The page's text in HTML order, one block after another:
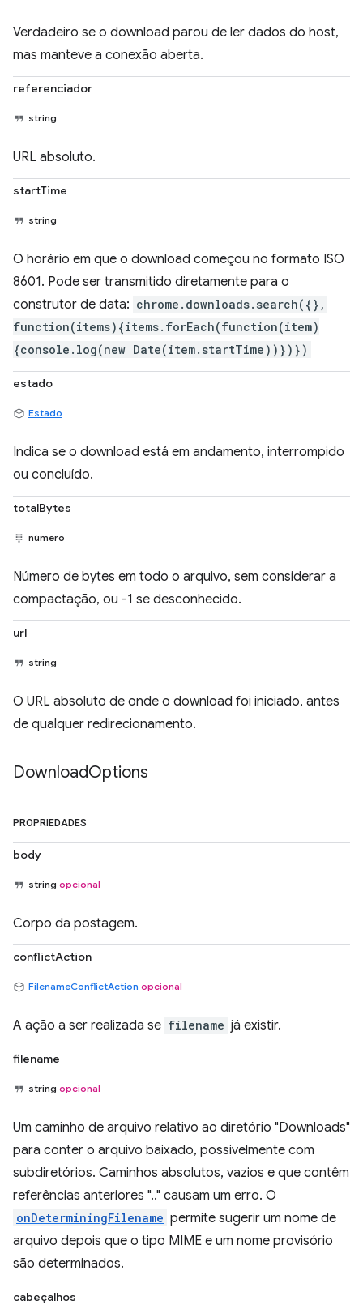
Verdadeiro se o download parou de ler dados do host,
mas manteve a conexão aberta.
referenciador
string
URL absoluto.
startTime
string
O horário em que o download começou no formato ISO
8601. Pode ser transmitido diretamente para o
construtor de data: chrome.downloads.search({},
function(items){items.forEach(function(item)
{console.log(new Date(item.startTime))})})
estado
Estado
Indica se o download está em andamento, interrompido
ou concluído.
totalBytes
número
Número de bytes em todo o arquivo, sem considerar a
compactação, ou -1 se desconhecido.
url
string
O URL absoluto de onde o download foi iniciado, antes
de qualquer redirecionamento.
DownloadOptions
PROPRIEDADES
body
string opcional
Corpo da postagem.
conflictAction
FilenameConflictAction opcional
A ação a ser realizada se filename já existir.
filename
string opcional
Um caminho de arquivo relativo ao diretório "Downloads"
para conter o arquivo baixado, possivelmente com
subdiretórios. Caminhos absolutos, vazios e que contêm
referências anteriores ".." causam um erro. O
onDeterminingFilename permite sugerir um nome de
arquivo depois que o tipo MIME e um nome provisório
são determinados.
cabeçalhos